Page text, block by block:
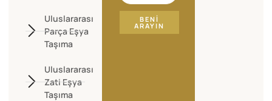
Uluslararası
Parça Eşya
Taşıma
Uluslararası
Zati Eşya
Taşıma
BENI
ARAYIN